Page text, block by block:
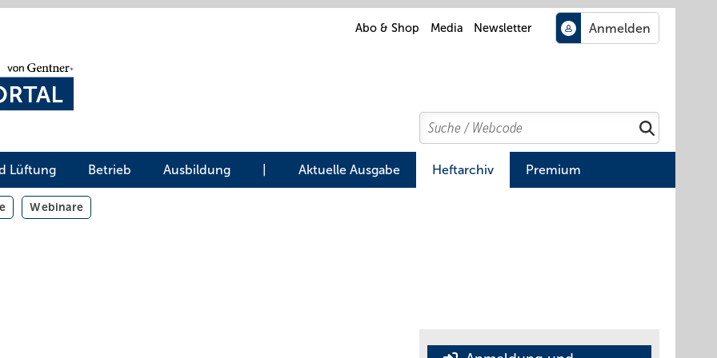
Abo & Shop Media Newsletter
Search
Suchen
Lüftung Betrieb Ausbildung Aktuelle Ausgabe Heftarchiv Premium
Webinare